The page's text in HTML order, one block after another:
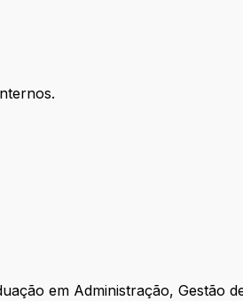
em Administração, Gestão